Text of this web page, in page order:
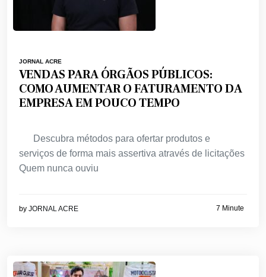
JORNAL ACRE
VENDAS PARA ÓRGÃOS PÚBLICOS:
COMO AUMENTAR O FATURAMENTO DA
EMPRESA EM POUCO TEMPO
Descubra métodos para ofertar produtos e
serviços de forma mais assertiva através de licitações
Quem nunca ouviu
by JORNAL ACRE 7 Minute